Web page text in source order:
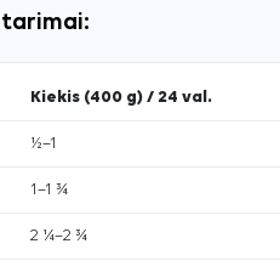
Kiekis (400 g) / 24 val.
½–1
1–1 ¾
2 ¼–2 ¾